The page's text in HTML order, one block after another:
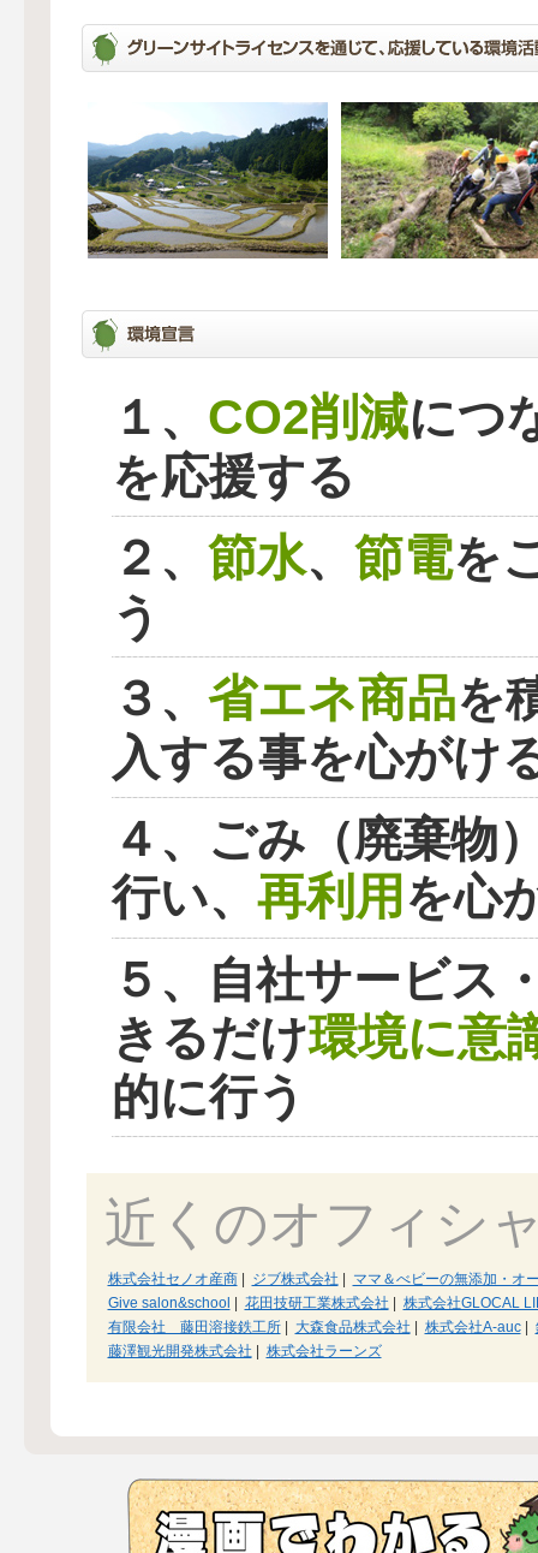
１、 CO2削減につ
を応援する
２、 節水、 節電を
う
３、 省エネ商品を
入する事を心がけ
４、ごみ（廃棄物
行い、 再利用を心
５、自社サービス
きるだけ環境に意
的に行う
近くのオフィシ
株式会社セノオ産商| ジブ株式会社
ママ＆べビーの無添加・
Give salon&school
花田技研工業株式会社
株式会社GLOCAL
有限会社 藤田溶接鉄工所| 大森食品株式会社 株式会社A-auc|
藤澤観光開発株式会社
株式会社ラーンズ